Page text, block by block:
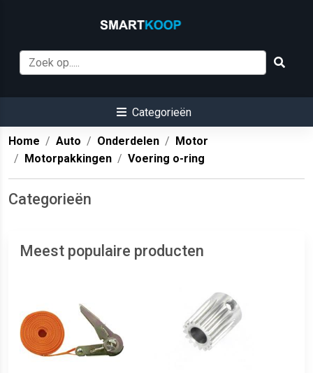
Categorieën
Home Auto Onderdelen
Motor
Motorpakkingen
Voering o-ring
Categorieën
Meest populaire producten